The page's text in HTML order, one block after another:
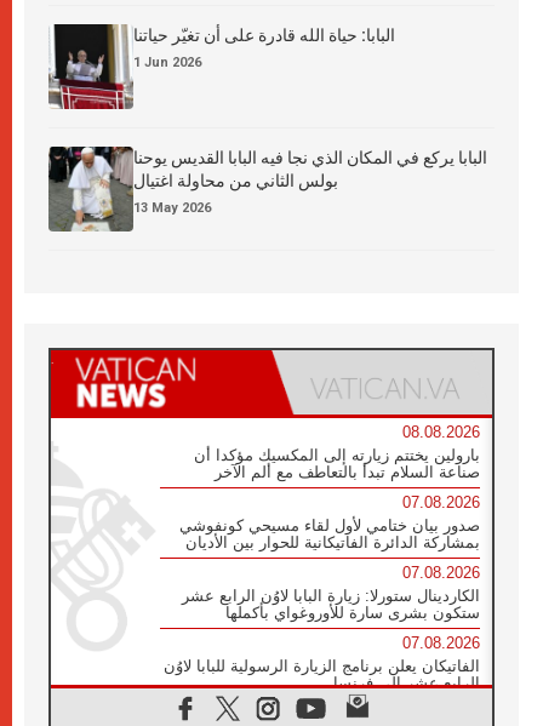
البابا: حياة الله قادرة على أن تغيّر حياتنا
1 Jun 2026
البابا يركع في المكان الذي نجا فيه البابا القديس يوحنا
بولس الثاني من محاولة اغتيال
13 May 2026
08.08.2026
بارولين يختتم زيارته إلى المكسيك مؤكدا أن
صناعة السلام تبدأ بالتعاطف مع ألم الآخر
07.08.2026
صدور بيان ختامي لأول لقاء مسيحي كونفوشي
بمشاركة الدائرة الفاتيكانية للحوار بين الأديان
07.08.2026
الكاردينال ستورلا: زيارة البابا لاوُن الرابع عشر
ستكون بشرى سارة للأوروغواي بأكملها
07.08.2026
الفاتيكان يعلن برنامج الزيارة الرسولية للبابا لاوُن
الرابع عشر إلى فرنسا